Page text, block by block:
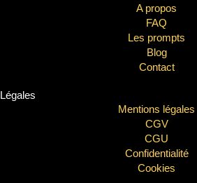
A propos
FAQ
Les prompts
Blog
Contact
Légales
Mentions légales
CGV
CGU
Confidentialité
Cookies